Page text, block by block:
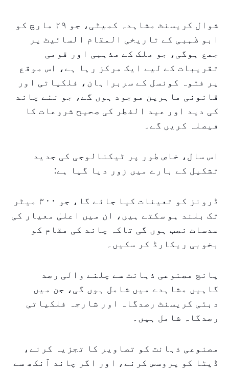
شوال کریسنٹ مشاہدہ کمیٹی، جو ۲۹ مارچ کو
ابو ظہبی کے تاریخی المقام السائیٹ پر
جمع ہوگی، جو ملک کے مذہبی اور قومی
تقریبات کے لیے ایک مرکز رہا ہے، اس موقع
پر فتوہ کونسل کے سربراہان، فلکیاتی اور
قانونی ماہرین موجود ہوں گے، جو نئے چاند
کی دید اور عید الفطر کی صحیح شروعات کا
فیصلہ کریں گے۔
اس سال، خاص طور پر ٹیکنالوجی کی جدید
تشکیل کے بارے میں زور دیا گیا ہے:
ڈرونز کو تعینات کیا جائے گا، جو ۳۰۰ میٹر
تک بلند ہو سکتے ہیں، ان میں اعلیٰ معیار کی
عدسات نصب ہوں گی تاکہ چاند کی مقام کو
بخوبی ریکارڈ کر سکیں۔
پانچ مصنوعی ذہانت سے چلنے والی رصد
گاہیں مشاہدے میں شامل ہوں گی، جن میں
دبئی کریسنٹ رصدگاہ اور شارجہ فلکیاتی
رصدگاہ شامل ہیں۔
مصنوعی ذہانت کو تصاویر کا تجزیہ کرنے،
ڈیٹا کو پروسس کرنے، اور اگر چاند آنکھ سے